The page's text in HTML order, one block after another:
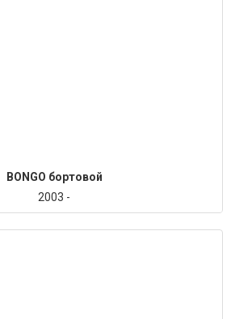
BONGO бортовой
2003 -